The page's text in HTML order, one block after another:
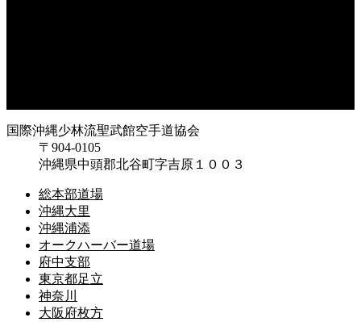
国際沖縄少林流聖武館空手道協会
〒904-0105
沖縄県中頭郡北谷町字吉原１００３
総本部道場
沖縄大里
沖縄浦添
オークハーバー道場
府中支部
東京都足立
神奈川
大阪府枚方